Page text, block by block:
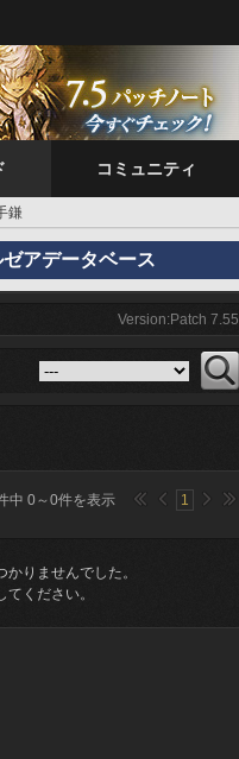
コミュニティ
鎌
アデータベース
Version:Patch 7.55
中 0～0件を表示 1
りませんでした。
ください。